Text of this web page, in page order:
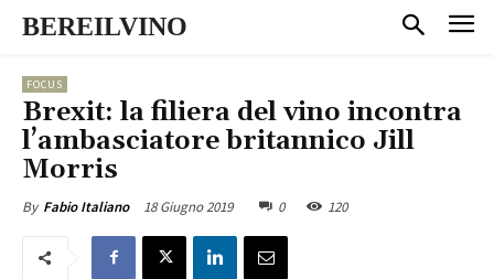
BEREILVINO
FOCUS
Brexit: la filiera del vino incontra
l’ambasciatore britannico Jill
Morris
By Fabio Italiano 18 Giugno 2019 0 120